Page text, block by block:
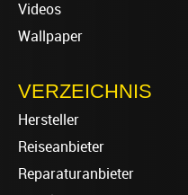
Videos
Wallpaper
VERZEICHNIS
Hersteller
Reiseanbieter
Reparaturanbieter